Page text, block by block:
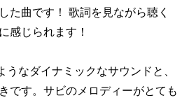
た曲です！ 歌詞を見ながら聴く
感じられます！
うなダイナミックなサウンドと、
です。サビのメロディーがとても